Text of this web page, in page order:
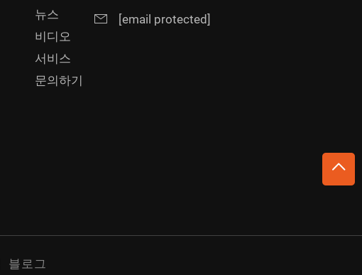
뉴스
비디오
서비스
문의하기
[email protected]
블로그